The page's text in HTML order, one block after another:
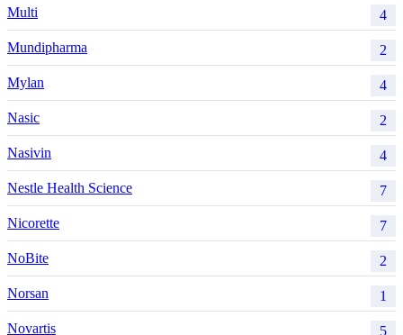
Multi 4
Mundipharma 2
Mylan 4
Nasic 2
Nasivin 4
Nestle Health Science 7
Nicorette 7
NoBite 2
Norsan 1
Novartis 5